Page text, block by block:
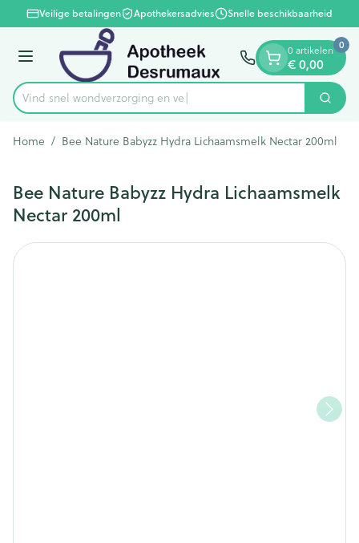
Ga naar de inhoud
1 van 1Veilige betalingen Apothekersadvies Snelle beschikbaarheid
Menu
Product, merk, categorie...
Vind snel wondverzorgin Zoek
0 artikelen
€ 0,00
0
Home / Bee Nature Babyzz Hydra Lichaamsmelk Nectar 200ml
Bee Nature Babyzz Hydra Lichaamsmelk
Nectar 200ml